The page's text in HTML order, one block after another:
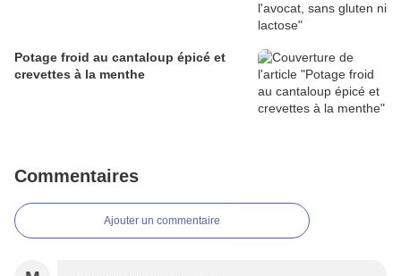
Potage froid au cantaloup épicé et
crevettes à la menthe
Commentaires
Ajouter un commentaire